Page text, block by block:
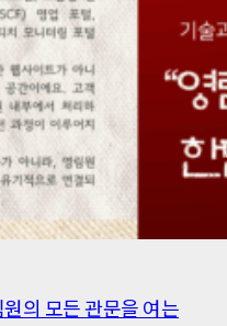
의 모든 관문을 여는